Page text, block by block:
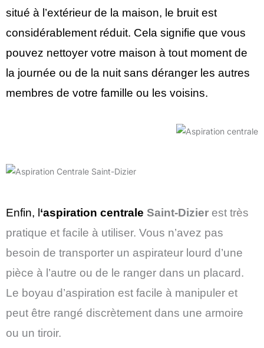
situé à l’extérieur de la maison, le bruit est
considérablement réduit. Cela signifie que vous
pouvez nettoyer votre maison à tout moment de
la journée ou de la nuit sans déranger les autres
membres de votre famille ou les voisins.
Enfin, l‘aspiration centrale Saint-Dizier est très
pratique et facile à utiliser. Vous n’avez pas
besoin de transporter un aspirateur lourd d’une
pièce à l’autre ou de le ranger dans un placard.
Le boyau d’aspiration est facile à manipuler et
peut être rangé discrètement dans une armoire
ou un tiroir.